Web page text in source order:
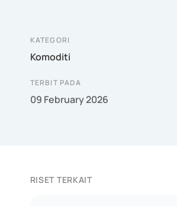
KATEGORI
Komoditi
TERBIT PADA
09 February 2026
RISET TERKAIT